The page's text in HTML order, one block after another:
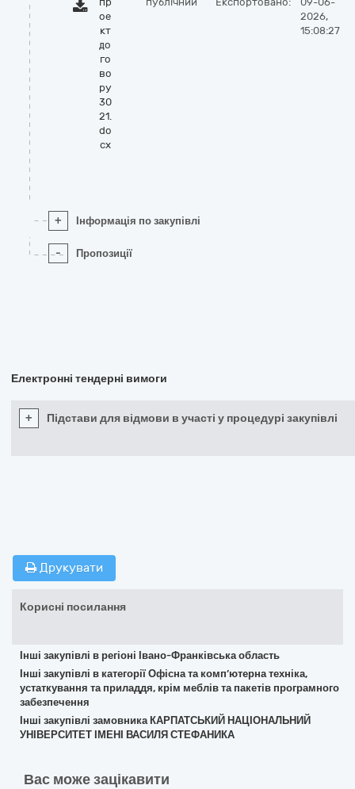
ое
кт
до
го
во
ру
30
21.
do
cx
2026,
15:08:27
+ Інформація по закупівлі
- Пропозиції
Електронні тендерні вимоги
+ Підстави для відмови в участі у процедурі закупівлі
Друкувати
Корисні посилання
Інші закупівлі в регіоні Івано-Франківська область
Інші закупівлі в категорії Офісна та комп’ютерна техніка,
устаткування та приладдя, крім меблів та пакетів програмного
забезпечення
Інші закупівлі замовника КАРПАТСЬКИЙ НАЦІОНАЛЬНИЙ
УНІВЕРСИТЕТ ІМЕНІ ВАСИЛЯ СТЕФАНИКА
Вас може зацікавити